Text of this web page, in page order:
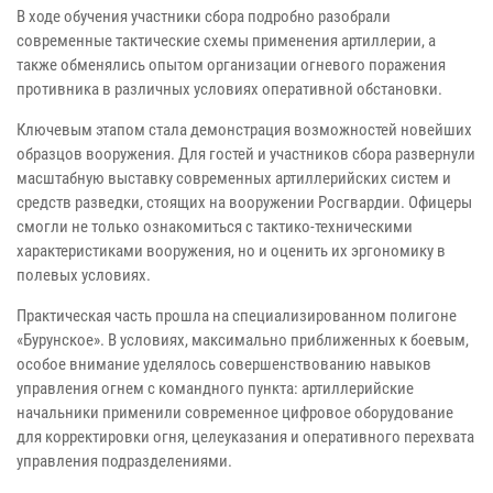
В ходе обучения участники сбора подробно разобрали
современные тактические схемы применения артиллерии, а
также обменялись опытом организации огневого поражения
противника в различных условиях оперативной обстановки.
Ключевым этапом стала демонстрация возможностей новейших
образцов вооружения. Для гостей и участников сбора развернули
масштабную выставку современных артиллерийских систем и
средств разведки, стоящих на вооружении Росгвардии. Офицеры
смогли не только ознакомиться с тактико-техническими
характеристиками вооружения, но и оценить их эргономику в
полевых условиях.
Практическая часть прошла на специализированном полигоне
«Бурунское». В условиях, максимально приближенных к боевым,
особое внимание уделялось совершенствованию навыков
управления огнем с командного пункта: артиллерийские
начальники применили современное цифровое оборудование
для корректировки огня, целеуказания и оперативного перехвата
управления подразделениями.